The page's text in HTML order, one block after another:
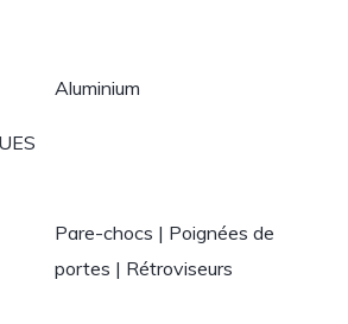
Aluminium
Pare-chocs | Poignées de
portes | Rétroviseurs